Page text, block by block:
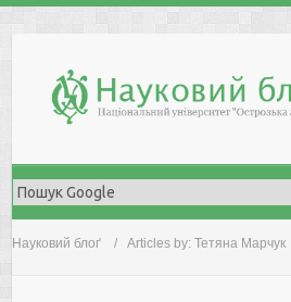
Науковий блоґ Articles by: Тетяна Марчук